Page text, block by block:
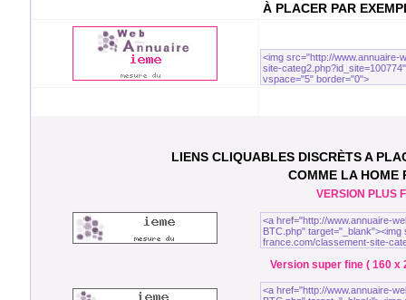
À PLACER PAR
LIENS CLIQUABLES DISCRÈTS A
COMME LA HOME
VERSION PLUS
Version super fine ( 160 x